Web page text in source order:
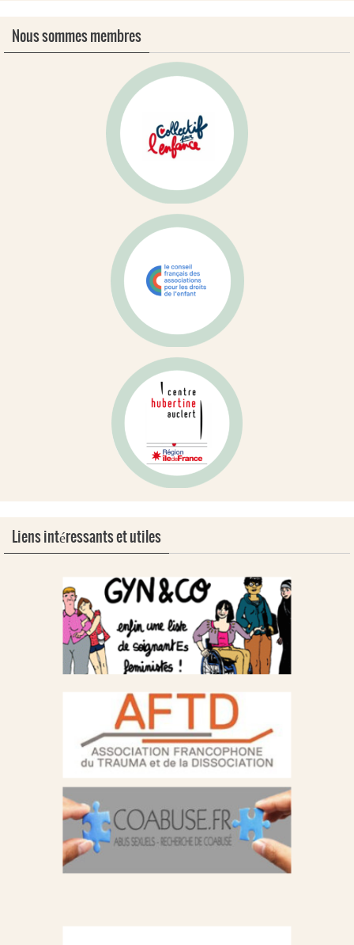
Nous sommes membres
Liens intéressants et utiles